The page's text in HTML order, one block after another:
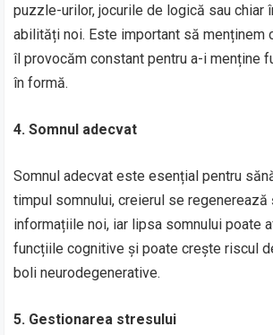
puzzle-urilor, jocurile de logică sau chiar
abilități noi. Este important să menținem
îl provocăm constant pentru a-i menține
în formă.
4. Somnul adecvat
Somnul adecvat este esențial pentru
timpul somnului, creierul se
informațiile noi, iar lipsa somnului poate
funcțiile cognitive și poate crește riscul
boli neurodegenerative.
5. Gestionarea stresului